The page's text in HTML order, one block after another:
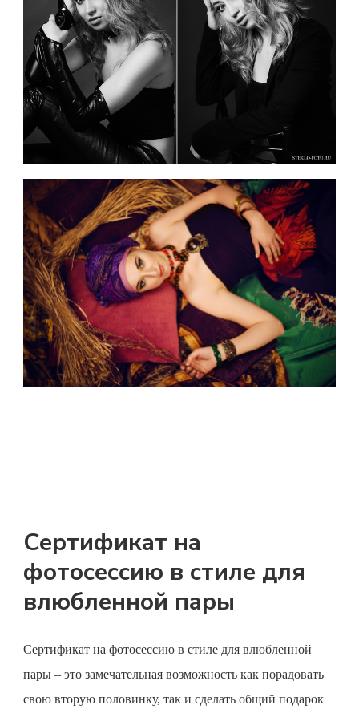
Сертификат на
фотосессию в стиле для
влюбленной пары
Сертификат на фотосессию в стиле для влюбленной
пары – это замечательная возможность как порадовать
свою вторую половинку, так и сделать общий подарок